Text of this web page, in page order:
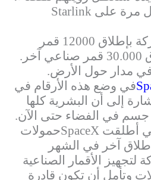
مرة على Starlink
و قد تم تفويض الشركة بإطلاق 12000 قمر
صناعي وطلبت إطلاق 30.000 قمر صناعي آخر.
حاليًا في مدار حول الأرض.
في وضع هذه الأرقام في
إلى أن البشرية كلها
أطلقتSpaceXحمولات
آخر في الشهر
الأقمار الصناعية
وتأمل أن تكون قادرة